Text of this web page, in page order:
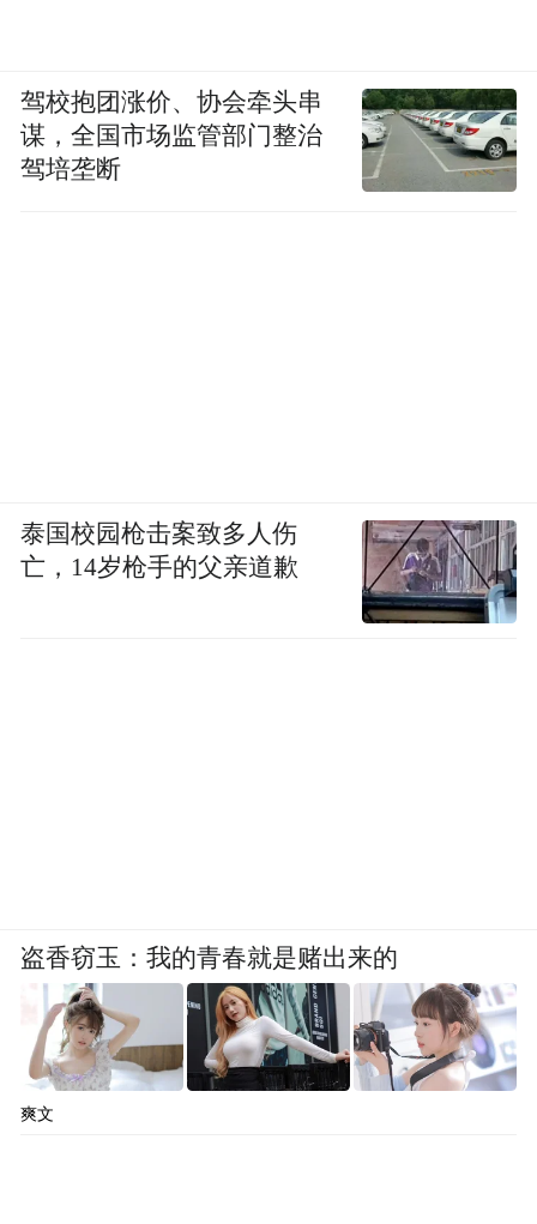
驾校抱团涨价、协会牵头串
谋，全国市场监管部门整治
驾培垄断
泰国校园枪击案致多人伤
亡，14岁枪手的父亲道歉
盗香窃玉：我的青春就是赌出来的
爽文